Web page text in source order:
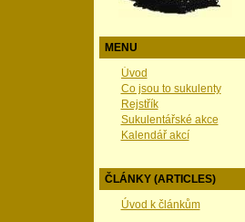
MENU
Úvod
Co jsou to sukulenty
Rejstřík
Sukulentářské akce
Kalendář akcí
ČLÁNKY (ARTICLES)
Úvod k článkům